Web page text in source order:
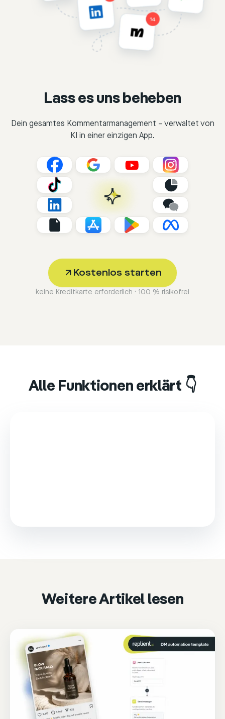
Lass es uns beheben
Dein gesamtes Kommentarmanagement – verwaltet von
KI in einer einzigen App.
Kostenlos starten
keine Kreditkarte erforderlich · 100 % risikofrei
Alle Funktionen erklärt 👇
Weitere Artikel lesen